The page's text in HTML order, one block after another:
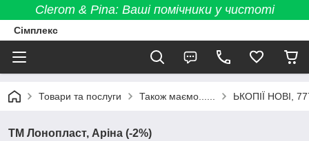
Clerom & Pina: Ваші помічники у чистоті
Сімплекс
Товари та послуги Також маємо...... ЬКОПІЇ НОВІ,
ТМ Лонопласт, Аріна (-2%)